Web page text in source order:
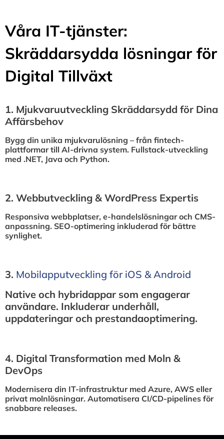
Våra IT-tjänster:
Skräddarsydda lösningar för
Digital Tillväxt
1.⁠ ⁠Mjukvaruutveckling Skräddarsydd för Dina
Affärsbehov
Bygg din unika mjukvarulösning – från fintech-
plattformar till AI-drivna system. Fullstack-utveckling
med .NET, Java och Python.
2.⁠ ⁠Webbutveckling & WordPress Expertis
Responsiva webbplatser, e-handelslösningar och CMS-
anpassning. SEO-optimering inkluderad för bättre
synlighet.
3.⁠ ⁠Mobilapputveckling för iOS & Android
Native och hybridappar som engagerar
användare. Inkluderar underhåll,
uppdateringar och prestandaoptimering.
4.⁠ ⁠Digital Transformation med Moln &
DevOps
Modernisera din IT-infrastruktur med Azure, AWS eller
privat molnlösningar. Automatisera CI/CD-pipelines för
snabbare releases.